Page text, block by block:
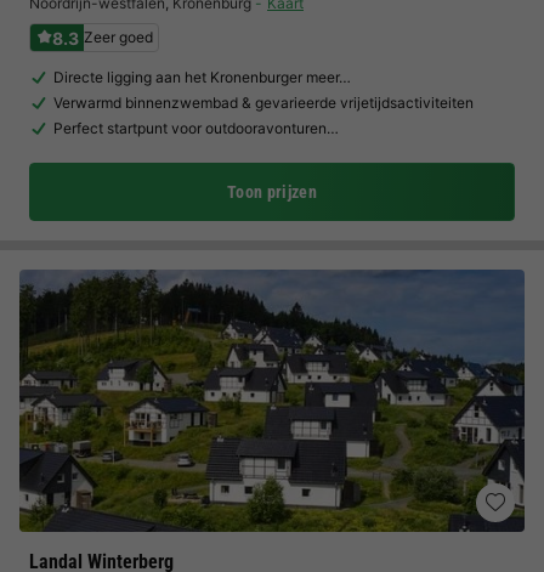
8.3 Zeer goed
Directe ligging aan het Kronenburger meer…
Verwarmd binnenzwembad & gevarieerde vrijetijdsactiviteiten
Perfect startpunt voor outdooravonturen…
Toon prijzen
Landal Winterberg